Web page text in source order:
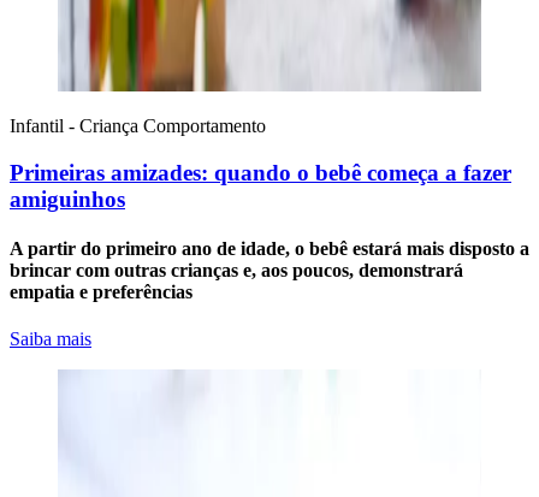
Infantil - Criança Comportamento
Primeiras amizades: quando o bebê começa a fazer
amiguinhos
A partir do primeiro ano de idade, o bebê estará mais disposto a
brincar com outras crianças e, aos poucos, demonstrará
empatia e preferências
Saiba mais